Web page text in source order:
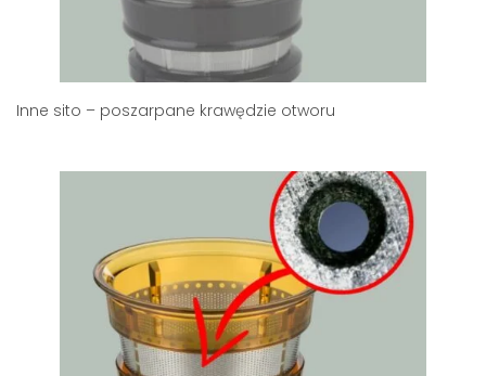
Inne sito – poszarpane krawędzie otworu